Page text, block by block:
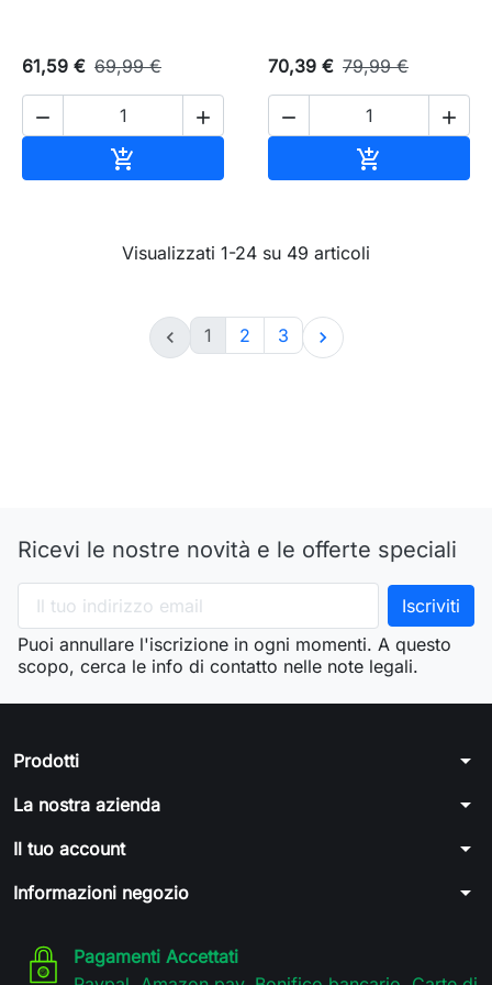
61,59 € 69,99 €
 

70,39 € 79,99 €
 

Visualizzati 1-24 su 49 articoli
 1 2 3 
Ricevi le nostre novità e le offerte speciali
Puoi annullare l'iscrizione in ogni momenti. A questo
scopo, cerca le info di contatto nelle note legali.
Prodotti arrow_drop_down
La nostra azienda arrow_drop_down
Il tuo account arrow_drop_down
Informazioni negozio arrow_drop_down
Pagamenti Accettati